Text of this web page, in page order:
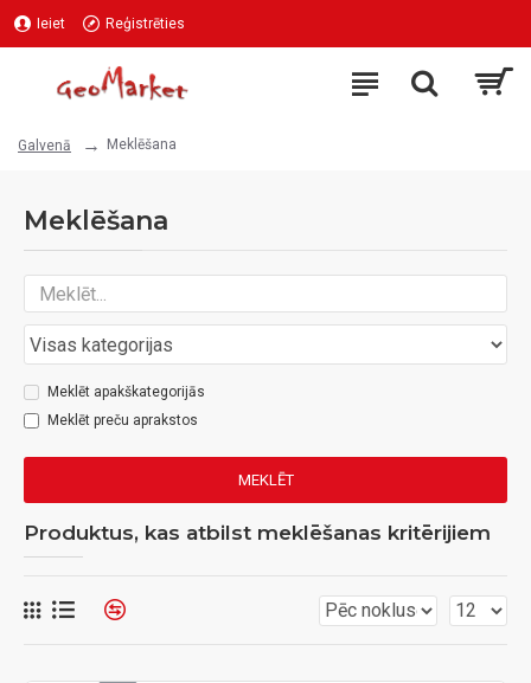
Ieiet Reģistrēties
Galvenā Meklēšana
Meklēšana
Meklēt apakškategorijās
Meklēt preču aprakstos
MEKLĒT
Produktus, kas atbilst meklēšanas kritērijiem